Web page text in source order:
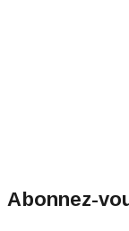
Abonnez-